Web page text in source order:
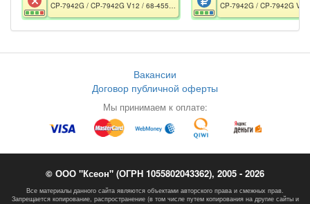
CP-7942G / CP-7942G V12 / 68-4553-03 A0 / CE / РСТ / Без БП / Дефект дисплея
Вакансии
Договор публичной оферты
Мы принимаем к оплате:
© ООО "Ксеон" (ОГРН 1055802043362), 2005 - 2026
Все материалы данного сайта являются объектами авторского права и смежных прав.
Запрещается копирование, распространение (в том числе путем копирования на другие сайты и